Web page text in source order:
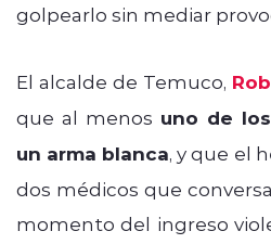
golpearlo sin mediar
El alcalde de Temuco,
que al menos uno de
un arma blanca, y que el
dos médicos que
momento del ingreso